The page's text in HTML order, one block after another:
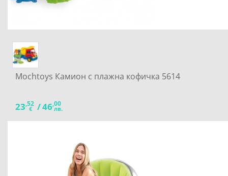
Mochtoys Камион с плажна кофичка 5614
23,52
€ /46,00
лв.